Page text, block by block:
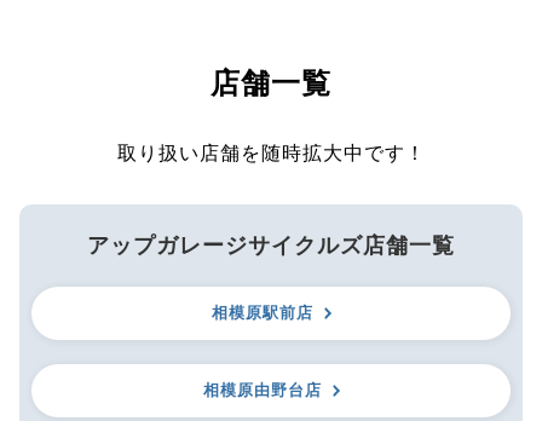
店舗一覧
取り扱い店舗を随時拡大中です！
アップガレージサイクルズ店舗一覧
相模原駅前店
相模原由野台店